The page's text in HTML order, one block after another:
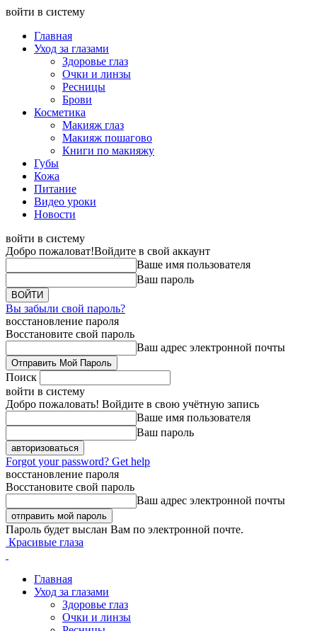
войти в систему
Главная
Уход за глазами
Здоровье глаз
Очки и линзы
Ресницы
Брови
Косметика
Макияж глаз
Макияж пошагово
Книги по макияжу
Губы
Кожа
Питание
Видео уроки
Новости
войти в систему
Добро пожаловат!Войдите в свой аккаунт
Ваше имя пользователя
Ваш пароль
Вы забыли свой пароль?
восстановление пароля
Восстановите свой пароль
Ваш адрес электронной почты
Поиск
войти в систему
Добро пожаловать! Войдите в свою учётную запись
Ваше имя пользователя
Ваш пароль
Forgot your password? Get help
восстановление пароля
Восстановите свой пароль
Ваш адрес электронной почты
Пароль будет выслан Вам по электронной почте.
Красивые глаза
Главная
Уход за глазами
Здоровье глаз
Очки и линзы